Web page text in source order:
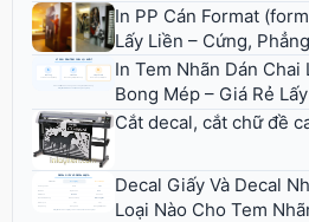
In PP Cán Format
Lấy Liền – Cứng,
In Tem Nhãn Dán
Bong Mép – Giá Rẻ
Cắt decal, cắt chữ đề
Decal Giấy Và Decal
Loại Nào Cho Tem